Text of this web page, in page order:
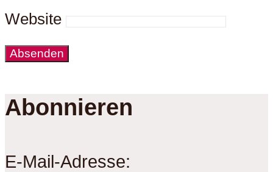
Website
Abonnieren
E-Mail-Adresse: